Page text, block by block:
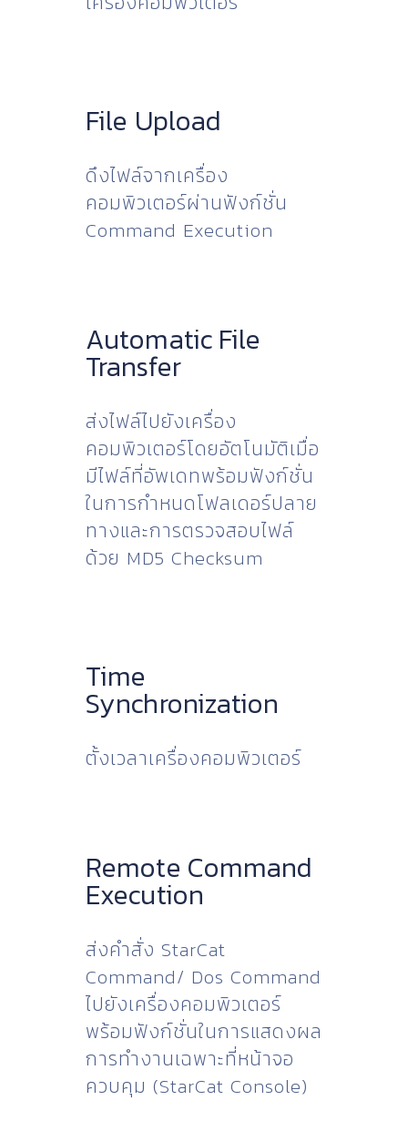
File Upload
ดึงไฟล์จากเครื่อง
คอมพิวเตอร์ผ่านฟังก์ชั่น
Command Execution
Automatic File
Transfer
ส่งไฟล์ไปยังเครื่อง
คอมพิวเตอร์โดยอัตโนมัติเมื่อ
มีไฟล์ที่อัพเดทพร้อมฟังก์ชั่น
ในการกำหนดโฟลเดอร์ปลาย
ทางและการตรวจสอบไฟล์
ด้วย MD5 Checksum
Time
Synchronization
ตั้งเวลาเครื่องคอมพิวเตอร์
Remote Command
Execution
ส่งคำสั่ง StarCat
Command/ Dos Command
ไปยังเครื่องคอมพิวเตอร์
พร้อมฟังก์ชั่นในการแสดงผล
การทำงานเฉพาะที่หน้าจอ
ควบคุม (StarCat Console)